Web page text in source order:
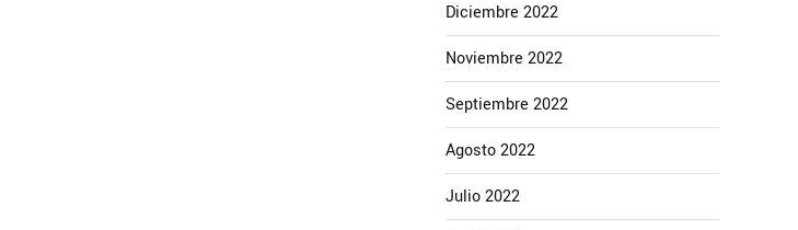
Diciembre 2022
Noviembre 2022
Septiembre 2022
Agosto 2022
Julio 2022